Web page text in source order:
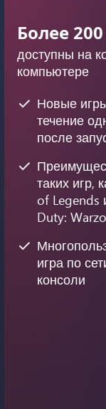
Более
доступны на
компьютере
Новые
течение
после
таких игр,
of Legends
Duty:
игра по
консоли